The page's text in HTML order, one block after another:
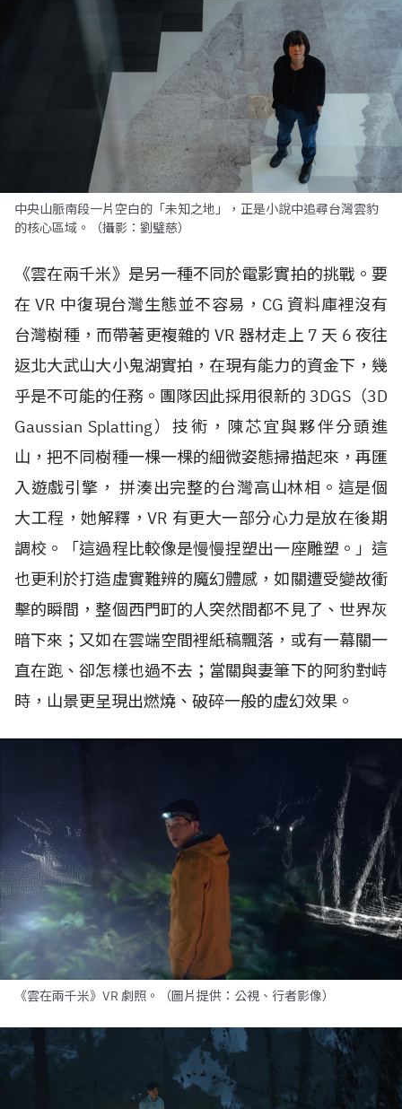
中央山脈南段一片空白的「未知之地」，正是小說中追尋台灣雲豹
的核心區域。（攝影：劉璧慈）
《雲在兩千米》是另一種不同於電影實拍的挑戰。要
在VR 中復現台灣生態並不容易， CG資料庫裡沒有
台灣樹種，而帶著更複雜的 VR 器材走上 7 天 6 夜往
返北大武山大小鬼湖實拍，在現有能力的資金下，幾
乎是不可能的任務。團隊因此採用很新的 3DGS（3D
Gaussian Splatting）技術，陳芯宜與夥伴分頭進
山，把不同樹種一棵一棵的細微姿態掃描起來，再匯
入遊戲引擎， 拼湊出完整的台灣高山林相。這是個
大工程，她解釋，VR 有更大一部分心力是放在後期
調校。「這過程比較像是慢慢捏塑出一座雕塑。」這
也更利於打造虛實難辨的魔幻體感，如關遭受變故衝
擊的瞬間，整個西門町的人突然間都不見了、世界灰
暗下來；又如在雲端空間裡紙稿飄落，或有一幕關一
直在跑、卻怎樣也過不去；當關與妻筆下的阿豹對峙
時，山景更呈現出燃燒、破碎一般的虛幻效果。
《雲在兩千米》VR 劇照。（圖片提供：公視、行者影像）